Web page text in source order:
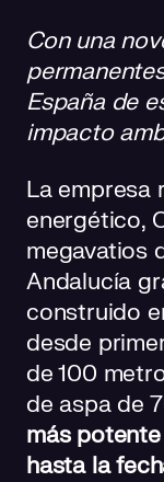
Con una
España de
impacto
La empresa
energético,
megavatios
Andalucía
construido
desde
de 100
de aspa de
más
hasta la